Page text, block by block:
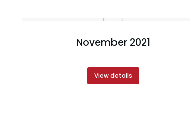
November 2021
View details